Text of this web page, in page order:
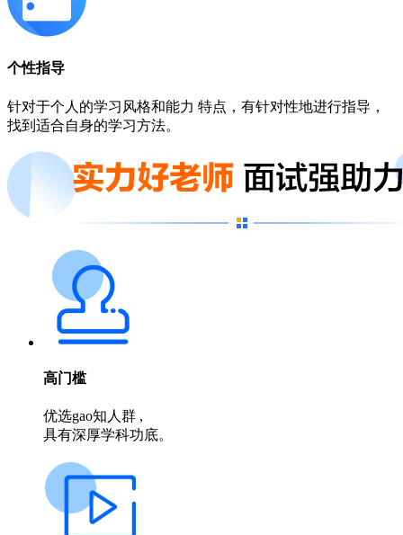
个性指导
针对于个人的学习风格和能力 特点，有针对性地进行指导，
找到适合自身的学习方法。
高门槛
优选gao知人群 ,
具有深厚学科功底。